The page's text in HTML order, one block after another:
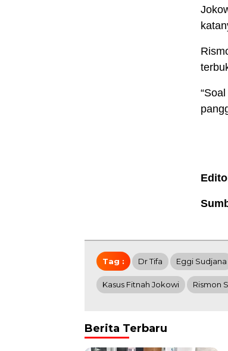
Tag : Dr Tifa Eggi Sudjana
Kasus Fitnah Jokowi Rismon
Berita Terbaru